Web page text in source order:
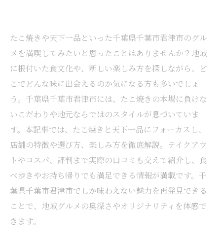
たこ焼きや天下一品といった千葉県千葉市君津市のグル
メを満喫してみたいと思ったことはありませんか？地域
に根付いた食文化や、新しい楽しみ方を探しながら、ど
こでどんな味に出会えるのか気になる方も多いでしょ
う。千葉県千葉市君津市には、たこ焼きの本場に負けな
いこだわりや地元ならではのスタイルが息づいていま
す。本記事では、たこ焼きと天下一品にフォーカスし、
店舗の特徴や選び方、楽しみ方を徹底解説。テイクアウ
トやコスパ、評判まで実際の口コミも交えて紹介し、食
べ歩きやお持ち帰りでも満足できる情報が満載です。千
葉県千葉市君津市でしか味わえない魅力を再発見できる
ことで、地域グルメの奥深さやオリジナリティを体感で
きます。